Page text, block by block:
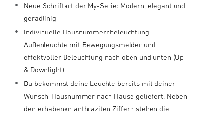
Neue Schriftart der My-Serie: Modern, elegant und
geradlinig
Individuelle Hausnummernbeleuchtung.
Außenleuchte mit Bewegungsmelder und
effektvoller Beleuchtung nach oben und unten (Up-
& Downlight)
Du bekommst deine Leuchte bereits mit deiner
Wunsch-Hausnummer nach Hause geliefert. Neben
den erhabenen anthraziten Ziffern stehen die